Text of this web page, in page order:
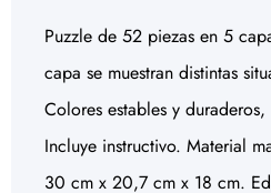
Puzzle de 52 piezas en 5
capa se muestran distintas
Colores estables y
Incluye instructivo. Material
30 cm x 20,7 cm x 18 cm.